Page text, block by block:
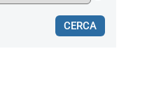
CERCA